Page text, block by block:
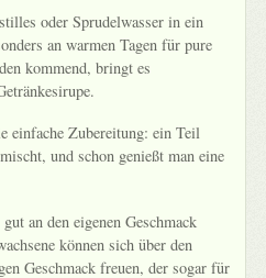
oder Sprudelwasser in ein
an warmen Tagen für pure
kommend, bringt es
einfache Zubereitung: ein Teil
und schon genießt man eine
an den eigenen Geschmack
können sich über den
Geschmack freuen, der sogar für